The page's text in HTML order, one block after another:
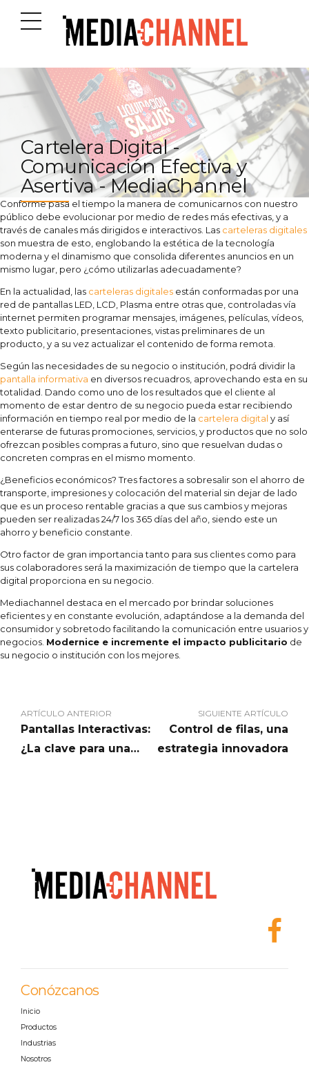
Cartelera Digital -
Comunicación Efectiva y
Asertiva - MediaChannel
Conforme pasa el tiempo la manera de comunicarnos con nuestro
público debe evolucionar por medio de redes más efectivas, y a
través de canales más dirigidos e interactivos. Las carteleras digitales
son muestra de esto, englobando la estética de la tecnología
moderna y el dinamismo que consolida diferentes anuncios en un
mismo lugar, pero ¿cómo utilizarlas adecuadamente?
En la actualidad, las carteleras digitales están conformadas por una
red de pantallas LED, LCD, Plasma entre otras que, controladas vía
internet permiten programar mensajes, imágenes, películas, vídeos,
texto publicitario, presentaciones, vistas preliminares de un
producto, y a su vez actualizar el contenido de forma remota.
Según las necesidades de su negocio o institución, podrá dividir la
pantalla informativa en diversos recuadros, aprovechando esta en su
totalidad. Dando como uno de los resultados que el cliente al
momento de estar dentro de su negocio pueda estar recibiendo
información en tiempo real por medio de la cartelera digital y así
enterarse de futuras promociones, servicios, y productos que no solo
ofrezcan posibles compras a futuro, sino que resuelvan dudas o
concreten compras en el mismo momento.
¿Beneficios económicos? Tres factores a sobresalir son el ahorro de
transporte, impresiones y colocación del material sin dejar de lado
que es un proceso rentable gracias a que sus cambios y mejoras
pueden ser realizadas 24/7 los 365 días del año, siendo este un
ahorro y beneficio constante.
Otro factor de gran importancia tanto para sus clientes como para
sus colaboradores será la maximización de tiempo que la cartelera
digital proporciona en su negocio.
Mediachannel destaca en el mercado por brindar soluciones
eficientes y en constante evolución, adaptándose a la demanda del
consumidor y sobretodo facilitando la comunicación entre usuarios y
negocios. Modernice e incremente el impacto publicitario de
su negocio o institución con los mejores.
ARTÍCULO ANTERIOR
Pantallas Interactivas:
¿La clave para una
SIGUIENTE ARTÍCULO
Control de filas, una
estrategia innovadora
Conózcanos
Inicio
Productos
Industrias
Nosotros